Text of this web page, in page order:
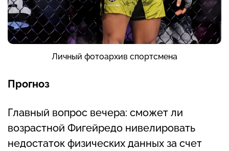
Личный фотоархив спортсмена
Прогноз
Главный вопрос вечера: сможет ли
возрастной Фигейредо нивелировать
недостаток физических данных за счет